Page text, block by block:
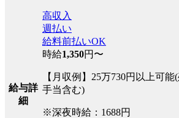
給与詳
細
高収入
週払い
給料前払いOK
時給1,350円〜
【月収例】25万730円以上可
手当含む)
※深夜時給：1688円